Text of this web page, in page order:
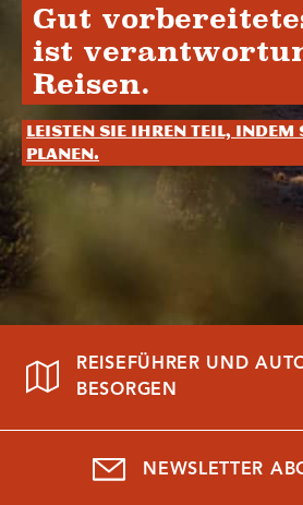
Gut
ist
Reisen.
Leisten Sie Ihren Teil, indem
planen.
REISEFÜHRER UND
BESORGEN
NEWSLETTER